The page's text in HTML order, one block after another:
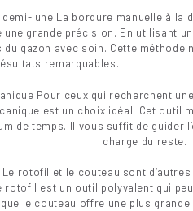
lune La bordure manuelle à la
grande précision. En utilisant
gazon avec soin. Cette méthode
remarquables.
Pour ceux qui recherchent
est un choix idéal. Cet outil
de temps. Il vous suffit de guider
charge du reste.
rotofil et le couteau sont
rotofil est un outil polyvalent qui
le couteau offre une plus